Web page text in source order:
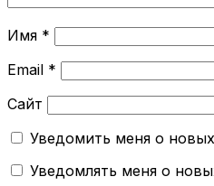
Имя *
Email *
Сайт
Уведомить меня о
Уведомлять меня о